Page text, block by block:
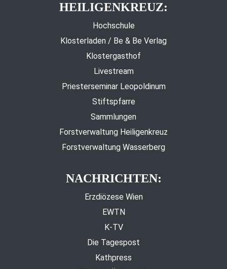
HEILIGENKREUZ:
Hochschule
Klosterladen / Be & Be Verlag
Klostergasthof
Livestream
Priesterseminar Leopoldinum
Stiftspfarre
Sammlungen
Forstverwaltung Heiligenkreuz
Forstverwaltung Wasserberg
NACHRICHTEN:
Erzdiözese Wien
EWTN
K-TV
Die Tagespost
Kathpress